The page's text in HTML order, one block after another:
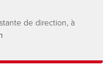
de direction, à